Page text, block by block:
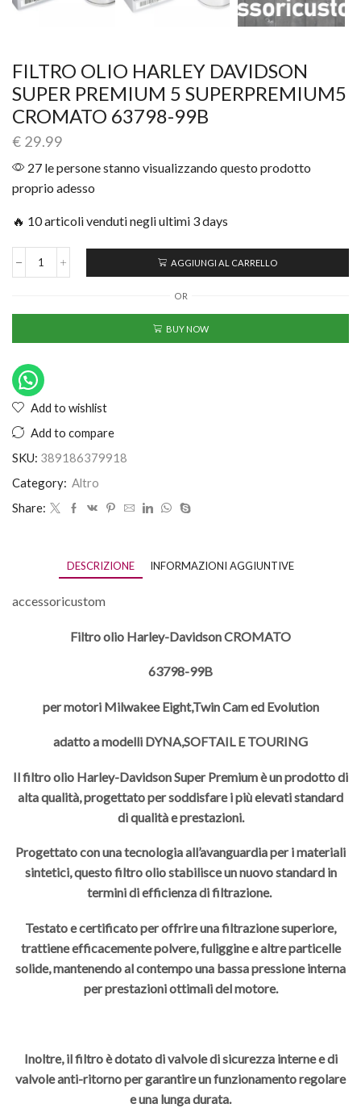
FILTRO OLIO HARLEY DAVIDSON
SUPER PREMIUM 5 SUPERPREMIUM5
CROMATO 63798-99B
€ 29.99
27 le persone stanno visualizzando questo prodotto
proprio adesso
🔥 10 articoli venduti negli ultimi 3 days
AGGIUNGI AL CARRELLO
OR
BUY NOW
Add to wishlist
Add to compare
SKU: 389186379918
Category: Altro
Share:
DESCRIZIONE INFORMAZIONI AGGIUNTIVE
accessoricustom
Filtro olio Harley-Davidson CROMATO
63798-99B
per motori Milwakee Eight,Twin Cam ed Evolution
adatto a modelli DYNA,SOFTAIL E TOURING
Il filtro olio Harley-Davidson Super Premium è un prodotto di
alta qualità, progettato per soddisfare i più elevati standard
di qualità e prestazioni.
Progettato con una tecnologia all’avanguardia per i materiali
sintetici, questo filtro olio stabilisce un nuovo standard in
termini di efficienza di filtrazione.
Testato e certificato per offrire una filtrazione superiore,
trattiene efficacemente polvere, fuliggine e altre particelle
solide, mantenendo al contempo una bassa pressione interna
per prestazioni ottimali del motore.
Inoltre, il filtro è dotato di valvole di sicurezza interne e di
valvole anti-ritorno per garantire un funzionamento regolare
e una lunga durata.